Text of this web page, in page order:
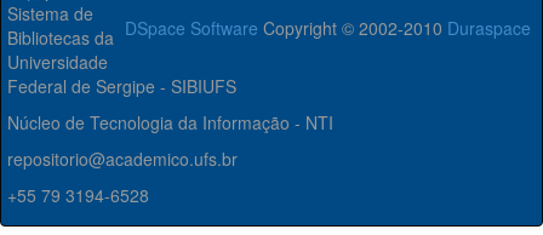
DSpace Software Copyright © 2002-2010 Duraspace
Sistema de
Bibliotecas da
Universidade
Federal de Sergipe - SIBIUFS
Núcleo de Tecnologia da Informação - NTI
repositorio@academico.ufs.br
+55 79 3194-6528